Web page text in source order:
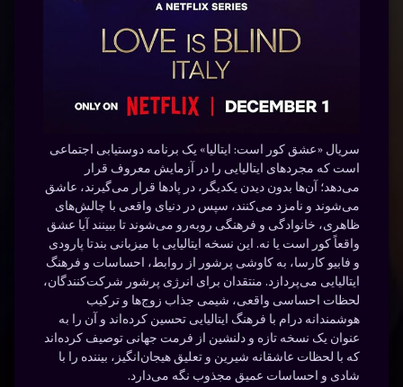
سریال «عشق کور است: ایتالیا» یک برنامه دوستیابی اجتماعی
است که مجردهای ایتالیایی را در آزمایش معروف قرار
می‌دهد؛ آن‌ها بدون دیدن یکدیگر، در پادها قرار می‌گیرند، عاشق
می‌شوند و نامزد می‌کنند، سپس در دنیای واقعی با چالش‌های
ظاهری، خانوادگی و فرهنگی روبه‌رو می‌شوند تا ببینند آیا عشق
واقعاً کور است یا نه. این نسخه ایتالیایی با میزبانی بندتا پارودی
و فابیو کارسا، به کاوشی پرشور از روابط، احساسات و فرهنگ
ایتالیایی می‌پردازد. منتقدان برای انرژی پرشور شرکت‌کنندگان،
لحظات احساسی واقعی، شیمی جذاب زوج‌ها و ترکیب
هوشمندانه درام با فرهنگ ایتالیایی تحسین کرده‌اند و آن را به
عنوان یک نسخه تازه و دلنشین از فرمت جهانی توصیف کرده‌اند
که با لحظات عاشقانه شیرین و تعلیق هیجان‌انگیز، بیننده را با
شادی و احساسات عمیق مجذوب نگه می‌دارد.